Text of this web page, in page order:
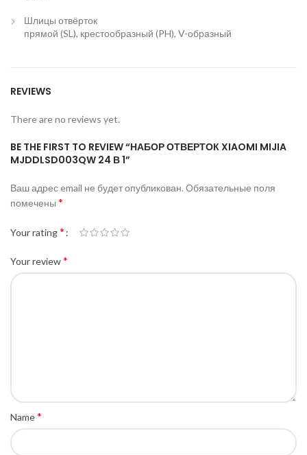
Шлицы отвёрток
прямой (SL), крестообразный (PH), V-образный
REVIEWS
There are no reviews yet.
BE THE FIRST TO REVIEW “НАБОР ОТВЕРТОК XIAOMI MIJIA
MJDDLSD003QW 24 В 1”
Ваш адрес email не будет опубликован. Обязательные поля
помечены *
Your rating*
Your review*
Name*